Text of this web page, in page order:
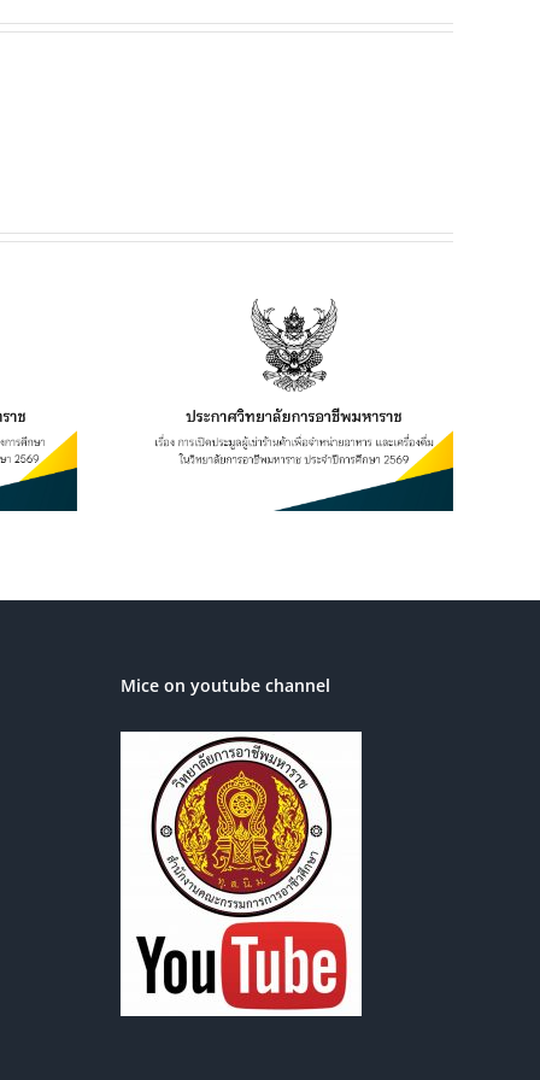
ฯ เรื่อง
าร้านค้า
ร และ
ลัยการ
จำปีการ
Mice on youtube channel